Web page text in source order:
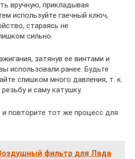
вручную, прикладывая
используйте гаечный ключ,
стараясь не
сильно.
затянув ее винтами и
использовали ранее. Будьте
слишком много давления, т. к.
и саму катушку.
повторите тот же процесс для
фильтр для Лада